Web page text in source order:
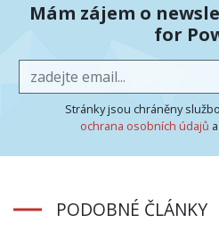
Mám zájem o
for
Stránky jsou chráněny
ochrana osobních údajů a
PODOBNÉ ČLÁNKY